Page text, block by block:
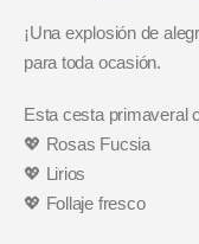
¡Una explosión de
para toda ocasión.
Esta cesta primaveral
💖 Rosas Fucsia
💖 Lirios
💖 Follaje fresco